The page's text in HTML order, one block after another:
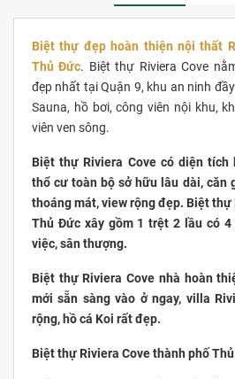
Biệt thự đẹp hoàn thiện nội thất
Thủ Đức. Biệt thự Riviera Cove
đẹp nhất tại Quận 9, khu an ninh
Sauna, hồ bơi, công viên nội khu,
viên ven sông.
Biệt thự Riviera Cove có diện tích
thổ cư toàn bộ sở hữu lâu dài, căn
thoáng mát, view rộng đẹp. Biệt thự
Thủ Đức xây gồm 1 trệt 2 lầu có 4
việc, sân thượng.
Biệt thự Riviera Cove nhà hoàn
mới sẵn sàng vào ở ngay, villa
rộng, hồ cá Koi rất đẹp.
Biệt thự Riviera Cove thành phố